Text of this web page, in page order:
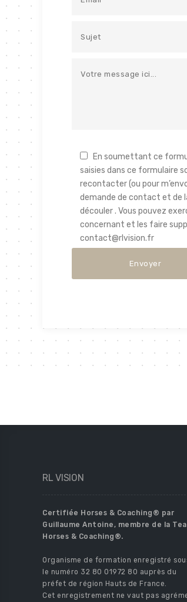
En soumettant ce
saisies dans ce formulaire
recontacter (ou pour
demande de contact et de
découler . Vous pouvez
concernant et les faire
contact@rlvision.fr
RL VISION
Certifiée Horses & Coaching® par
Guillaume Antoine, membre de la
Horses & Coaching®.
Organisme de formation enregistré
le numéro 32 80 01972 80 auprès du
préfet de région Hauts de France.
Cet enregistrement ne vaut pas